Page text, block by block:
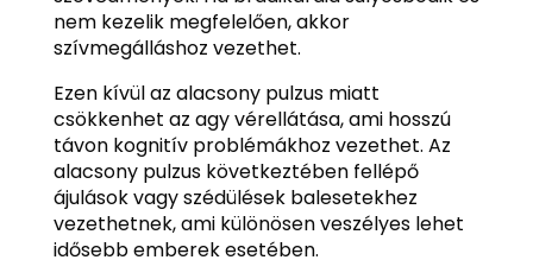
nem kezelik megfelelően, akkor
szívmegálláshoz vezethet.
Ezen kívül az alacsony pulzus miatt
csökkenhet az agy vérellátása, ami hosszú
távon kognitív problémákhoz vezethet. Az
alacsony pulzus következtében fellépő
ájulások vagy szédülések balesetekhez
vezethetnek, ami különösen veszélyes lehet
idősebb emberek esetében.